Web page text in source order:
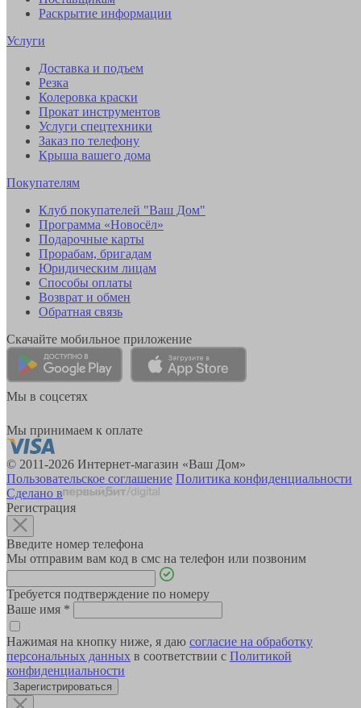
Раскрытие информации
Услуги
Доставка и подъем
Резка
Колеровка краски
Прокат инструментов
Услуги спецтехники
Заказ по телефону
Крыша вашего дома
Покупателям
Клуб покупателей "Ваш Дом"
Программа «Новосёл»
Подарочные карты
Прорабам, бригадам
Юридическим лицам
Способы оплаты
Возврат и обмен
Обратная связь
Скачайте мобильное приложение
Мы в соцсетях
Мы принимаем к оплате
© 2011-2026 Интернет-магазин «Ваш Дом»
Пользовательское соглашение Политика конфиденциальности
Сделано в
Регистрация
Введите номер телефона
Мы отправим вам код в смс на телефон или позвоним
Требуется подтверждение по номеру
Ваше имя *
Нажимая на кнопку ниже, я даю согласие на обработку
персональных данных в соответствии с Политикой
конфиденциальности
Зарегистрироваться